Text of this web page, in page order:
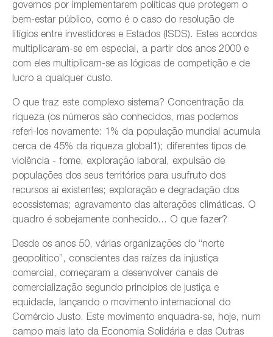
governos por implementarem políticas que protegem o
bem-estar público, como é o caso do resolução de
litígios entre investidores e Estados (ISDS). Estes acordos
multiplicaram-se em especial, a partir dos anos 2000 e
com eles multiplicam-se as lógicas de competição e de
lucro a qualquer custo.
O que traz este complexo sistema? Concentração da
riqueza (os números são conhecidos, mas podemos
referi-los novamente: 1% da população mundial acumula
cerca de 45% da riqueza global1); diferentes tipos de
violência - fome, exploração laboral, expulsão de
populações dos seus territórios para usufruto dos
recursos aí existentes; exploração e degradação dos
ecossistemas; agravamento das alterações climáticas. O
quadro é sobejamente conhecido... O que fazer?
Desde os anos 50, várias organizações do “norte
geopolítico”, conscientes das raízes da injustiça
comercial, começaram a desenvolver canais de
comercialização segundo princípios de justiça e
equidade, lançando o movimento internacional do
Comércio Justo. Este movimento enquadra-se, hoje, num
campo mais lato da Economia Solidária e das Outras